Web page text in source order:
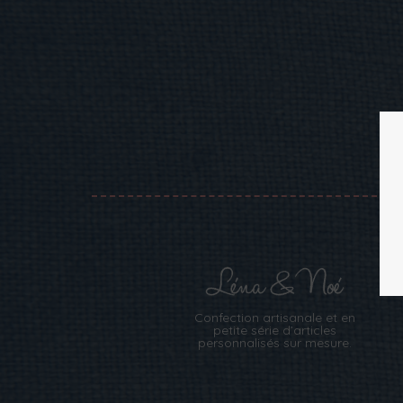
Confection artisanale et en
petite série d’articles
personnalisés sur mesure.